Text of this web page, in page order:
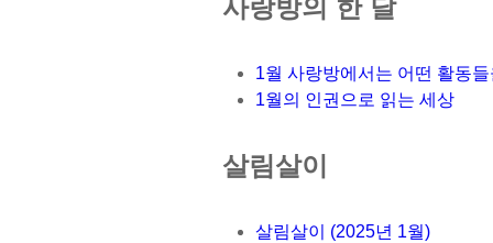
사랑방의 한 달
1월 사랑방에서는 어떤 활동
1월의 인권으로 읽는 세상
살림살이
살림살이 (2025년 1월)